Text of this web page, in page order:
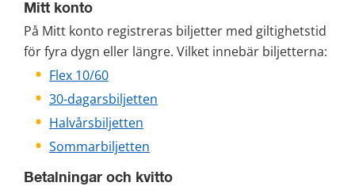
Mitt konto
På Mitt konto registreras biljetter med giltighetstid
för fyra dygn eller längre. Vilket innebär biljetterna:
Flex 10/60
30-dagarsbiljetten
Halvårsbiljetten
Sommarbiljetten
Betalningar och kvitto